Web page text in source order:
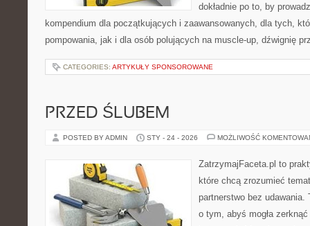
dokładnie po to, by
kompendium dla początkujących i zaawansowanych, dla tych,
pompowania, jak i dla osób polujących na muscle-up, dźwignię
CATEGORIES: ARTYKUŁY SPONSOROWANE
PRZED ŚLUBEM
POSTED BY ADMIN STY - 24 - 2026 MOŻLIWOŚĆ
ZatrzymajFaceta.pl to
które chcą zrozumieć
partnerstwo bez udawania.
o tym, abyś mogła